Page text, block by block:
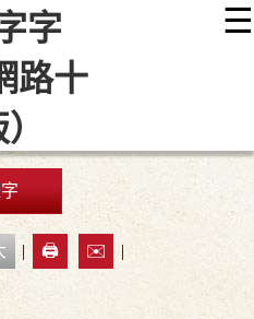
☰
輯說明
| 🖨️ ✉️ |